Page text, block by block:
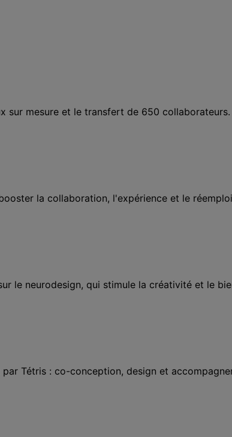
sur mesure et le transfert de 650
la collaboration, l'expérience et le
le neurodesign, qui stimule la créativité et le
Tétris : co-conception, design et